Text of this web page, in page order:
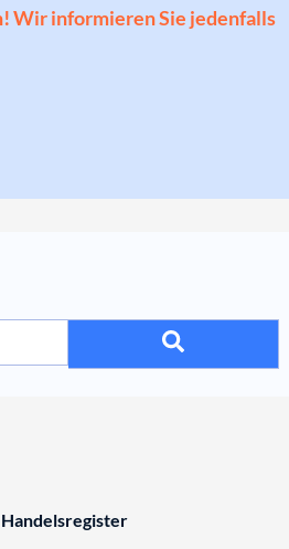
Wir informieren Sie jedenfalls